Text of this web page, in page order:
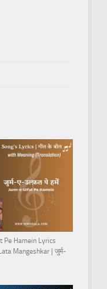
Pe Hamein Lyrics
Mangeshkar | जुर्म-